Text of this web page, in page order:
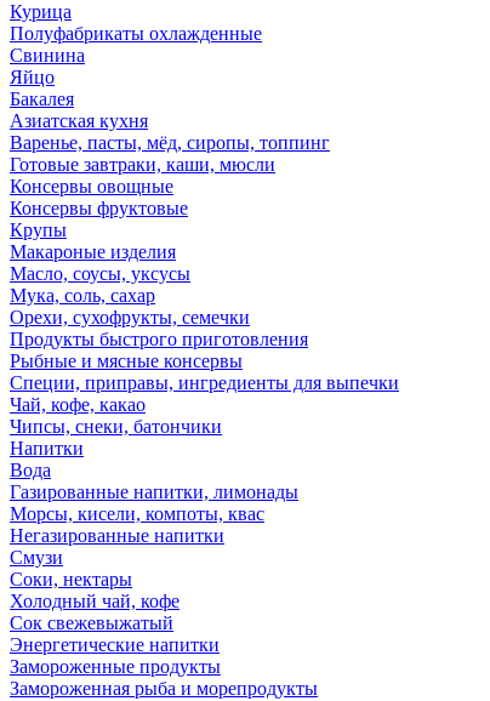
Курица
Полуфабрикаты охлажденные
Свинина
Яйцо
Бакалея
Азиатская кухня
Варенье, пасты, мёд, сиропы, топпинг
Готовые завтраки, каши, мюсли
Консервы овощные
Консервы фруктовые
Крупы
Макароные изделия
Масло, соусы, уксусы
Мука, соль, сахар
Орехи, сухофрукты, семечки
Продукты быстрого приготовления
Рыбные и мясные консервы
Специи, приправы, ингредиенты для выпечки
Чай, кофе, какао
Чипсы, снеки, батончики
Напитки
Вода
Газированные напитки, лимонады
Морсы, кисели, компоты, квас
Негазированные напитки
Смузи
Соки, нектары
Холодный чай, кофе
Сок свежевыжатый
Энергетические напитки
Замороженные продукты
Замороженная рыба и морепродукты